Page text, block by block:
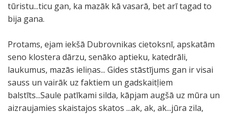
tūristu...ticu gan, ka mazāk kā vasarā, bet arī tagad to
bija gana.
Protams, ejam iekšā Dubrovnikas cietoksnī, apskatām
seno klostera dārzu, senāko aptieku, katedrāli,
laukumus, mazās ieliņas... Gides stāstījums gan ir visai
sauss un vairāk uz faktiem un gadskaitļiem
balstīts...Saule patīkami silda, kāpjam augšā uz mūra un
aizraujamies skaistajos skatos ...ak, ak, ak...jūra zila,